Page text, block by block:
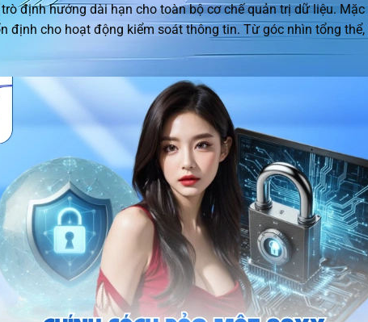
định hướng dài hạn cho toàn bộ cơ chế quản trị dữ liệu.
định cho hoạt động kiểm soát thông tin. Từ góc nhìn tổng